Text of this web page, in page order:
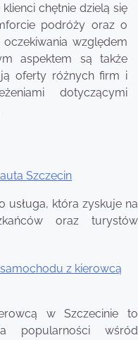
chętnie dzielą się
podróży oraz o
względem
aspektem są także
oferty różnych firm i
dotyczącymi
Szczecin
usługa, która zyskuje na
oraz turystów
z kierowcą
w Szczecinie to
popularności wśród